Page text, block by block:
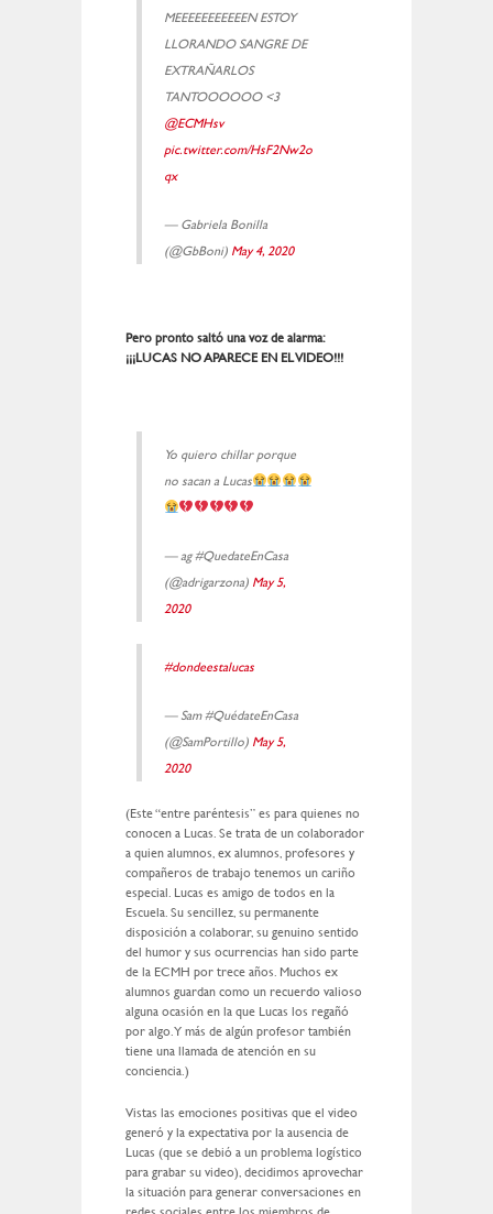
MEEEEEEEEEEEN ESTOY
LLORANDO SANGRE DE
EXTRAÑARLOS
TANTOOOOOO <3
@ECMHsv
pic.twitter.com/HsF2Nw2o
qx
— Gabriela Bonilla
(@GbBoni) May 4, 2020
Pero pronto saltó una voz de alarma:
¡¡¡LUCAS NO APARECE EN EL VIDEO!!!
Yo quiero chillar porque
no sacan a Lucas
— ag #QuedateEnCasa
(@adrigarzona) May 5,
2020
#dondeestalucas
— Sam #QuédateEnCasa
(@SamPortillo) May 5,
2020
(Este “entre paréntesis” es para quienes no
conocen a Lucas. Se trata de un colaborador
a quien alumnos, ex alumnos, profesores y
compañeros de trabajo tenemos un cariño
especial. Lucas es amigo de todos en la
Escuela. Su sencillez, su permanente
disposición a colaborar, su genuino sentido
del humor y sus ocurrencias han sido parte
de la ECMH por trece años. Muchos ex
alumnos guardan como un recuerdo valioso
alguna ocasión en la que Lucas los regañó
por algo. Y más de algún profesor también
tiene una llamada de atención en su
conciencia.)
Vistas las emociones positivas que el video
generó y la expectativa por la ausencia de
Lucas (que se debió a un problema logístico
para grabar su video), decidimos aprovechar
la situación para generar conversaciones en